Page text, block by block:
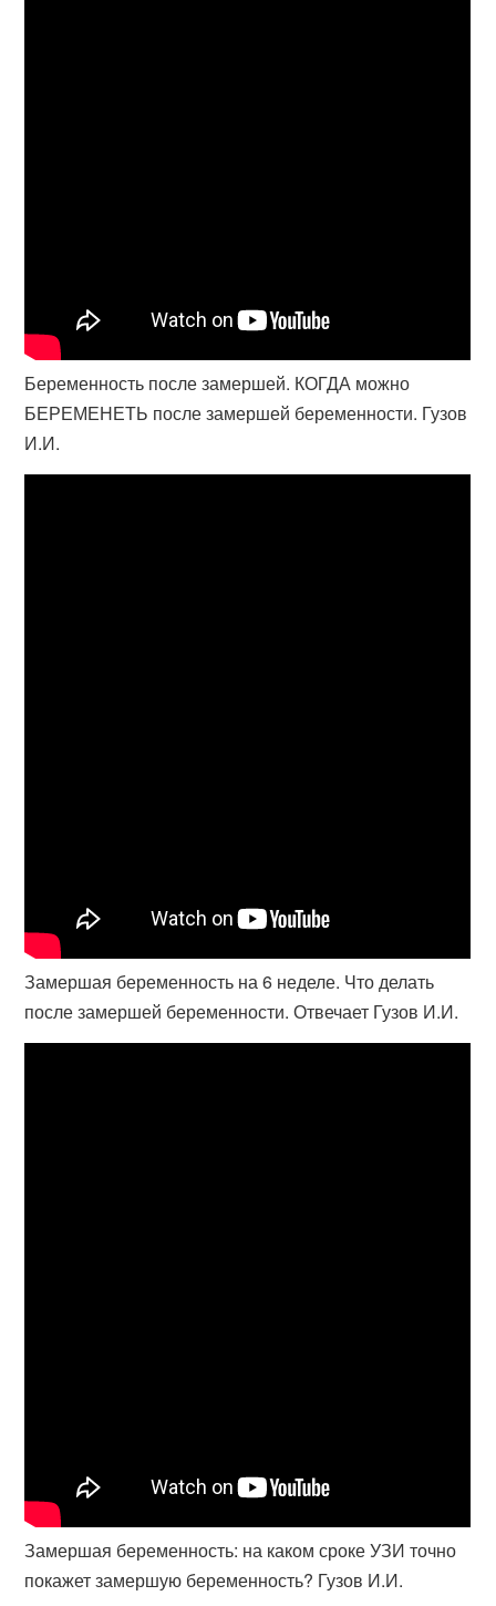
Беременность после замершей. КОГДА можно
БЕРЕМЕНЕТЬ после замершей беременности. Гузов
И.И.
Замершая беременность на 6 неделе. Что делать
после замершей беременности. Отвечает Гузов И.И.
Замершая беременность: на каком сроке УЗИ точно
покажет замершую беременность? Гузов И.И.